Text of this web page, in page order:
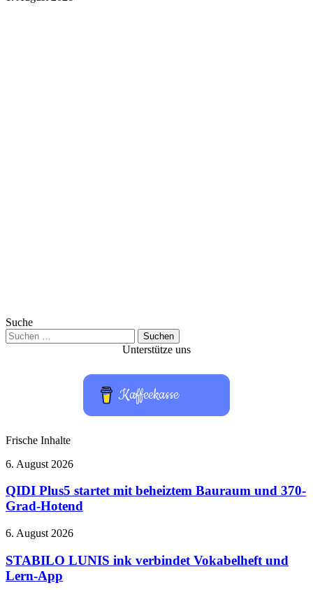
Suche
Suchen
nach:
Unterstütze uns
Kaffeekasse
Frische Inhalte
QIDI
startet
mit
beheiztem
und
Grad-
Hotend
6. August 2026
QIDI Plus5 startet mit beheiztem Bauraum und 370-
Grad-Hotend
STABILO
ink
verbindet
Vokabelheft
6. August 2026
STABILO LUNIS ink verbindet Vokabelheft und
Lern-App